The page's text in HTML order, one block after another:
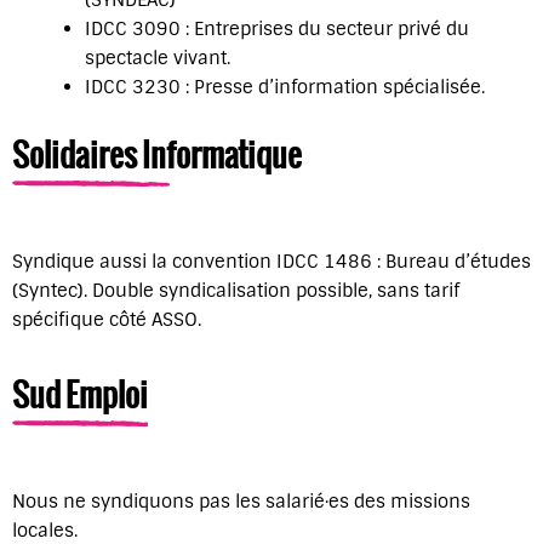
IDCC 3090 : Entreprises du secteur privé du
spectacle vivant.
IDCC 3230 : Presse d’information spécialisée.
Solidaires Informatique
Syndique aussi la convention IDCC 1486 : Bureau d’études
(Syntec). Double syndicalisation possible, sans tarif
spécifique côté ASSO.
Sud Emploi
Nous ne syndiquons pas les salarié·es des missions
locales.